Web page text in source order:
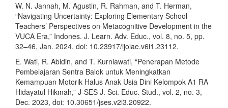
W. N. Jannah, M. Agustin, R. Rahman, and T. Herman,
“Navigating Uncertainty: Exploring Elementary School
Teachers’ Perspectives on Metacognitive Development in the
VUCA Era,” Indones. J. Learn. Adv. Educ., vol. 8, no. 5, pp.
32–46, Jan. 2024, doi: 10.23917/ijolae.v6i1.23112.
E. Wati, R. Abidin, and T. Kurniawati, “Penerapan Metode
Pembelajaran Sentra Balok untuk Meningkatkan
Kemampuan Motorik Halus Anak Usia Dini Kelompok A1 RA
Hidayatul Hikmah,” J-SES J. Sci. Educ. Stud., vol. 2, no. 3,
Dec. 2023, doi: 10.30651/jses.v2i3.20922.